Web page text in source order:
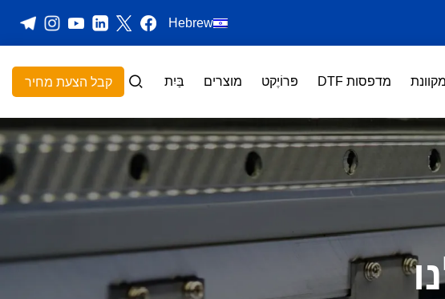
Hebrew
בַּיִת מוצרים פּרוֹיֶקט מדפסות DTF קבל הצעת מחיר